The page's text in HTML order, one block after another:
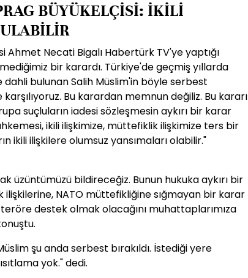
BÜYÜKELÇİSİ: İKİLİ
Ahmet Necati Bigalı Habertürk TV'ye yaptığı
bir karardı. Türkiye'de geçmiş yıllarda
bulunan Salih Müslim'in böyle serbest
karşılıyoruz. Bu karardan memnun değiliz. Bu kararı
suçluların iadesi sözleşmesin aykırı bir karar
ikili ilişkimize, müttefiklik ilişkimize ters bir
ikili ilişkilere olumsuz yansımaları olabilir."
üzüntümüzü bildireceğiz. Bunun hukuka aykırı bir
ilişkilerine, NATO müttefikliğine sığmayan bir karar
destek olmak olacağını muhattaplarımıza
şu anda serbest bırakıldı. İstediği yere
yok." dedi.